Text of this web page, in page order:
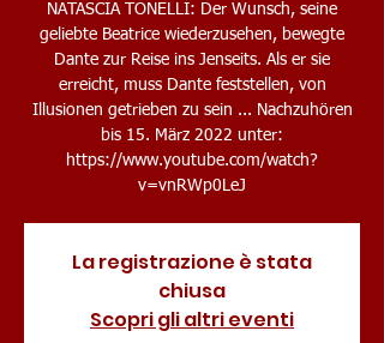
NATASCIA TONELLI: Der Wunsch, seine
geliebte Beatrice wiederzusehen, bewegte
Dante zur Reise ins Jenseits. Als er sie
erreicht, muss Dante feststellen, von
Illusionen getrieben zu sein ... Nachzuhören
bis 15. März 2022 unter:
https://www.youtube.com/watch?
v=vnRWp0LeJ
La registrazione è stata
chiusa
Scopri gli altri eventi